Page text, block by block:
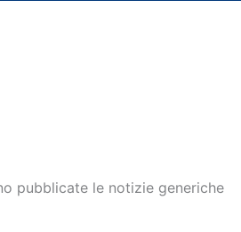
pubblicate le notizie generiche